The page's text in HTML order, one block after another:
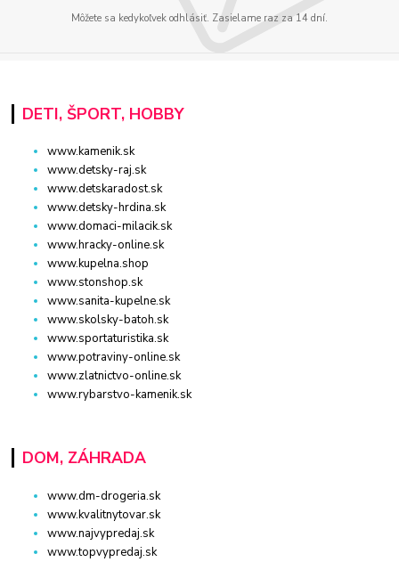
Môžete sa kedykoľvek odhlásiť. Zasielame raz za 14 dní.
DETI, ŠPORT, HOBBY
www.kamenik.sk
www.detsky-raj.sk
www.detskaradost.sk
www.detsky-hrdina.sk
www.domaci-milacik.sk
www.hracky-online.sk
www.kupelna.shop
www.stonshop.sk
www.sanita-kupelne.sk
www.skolsky-batoh.sk
www.sportaturistika.sk
www.potraviny-online.sk
www.zlatnictvo-online.sk
www.rybarstvo-kamenik.sk
DOM, ZÁHRADA
www.dm-drogeria.sk
www.kvalitnytovar.sk
www.najvypredaj.sk
www.topvypredaj.sk